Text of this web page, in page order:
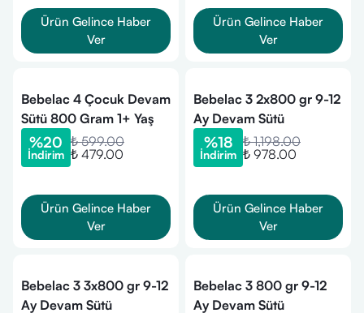
Ürün Gelince Haber
Ver
Ürün Gelince Haber
Ver
Bebelac 4 Çocuk Devam
Sütü 800 Gram 1+ Yaş
%20
İndirim
₺ 599.00
₺ 479.00
Ürün Gelince Haber
Ver
Bebelac 3 2x800 gr 9-12
Ay Devam Sütü
%18
İndirim
₺ 1,198.00
₺ 978.00
Ürün Gelince Haber
Ver
Bebelac 3 3x800 gr 9-12
Ay Devam Sütü
Bebelac 3 800 gr 9-12
Ay Devam Sütü